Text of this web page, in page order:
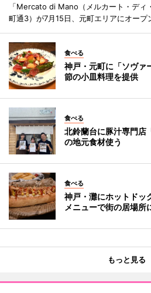
「Mercato di Mano（メルカート・ディ
町通3）が7月15日、元町エリアにオープ
食べる
神戸・元町に「ソヴ
節の小皿料理を提供
食べる
北鈴蘭台に豚汁専門
の地元食材使う
食べる
神戸・灘にホットド
メニューで街の居場所
もっと見る